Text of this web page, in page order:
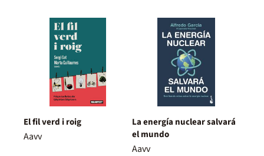
El fil verd i roig
Aavv
La energía nuclear salvará
el mundo
Aavv